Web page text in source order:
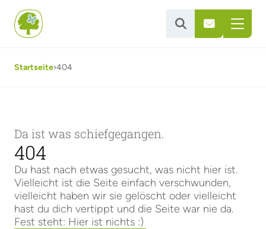
 
Startseite›404
Da ist was schiefgegangen.
404
Du hast nach etwas gesucht, was nicht hier ist.
Vielleicht ist die Seite einfach verschwunden,
vielleicht haben wir sie gelöscht oder vielleicht
hast du dich vertippt und die Seite war nie da.
Fest steht: Hier ist nichts :)